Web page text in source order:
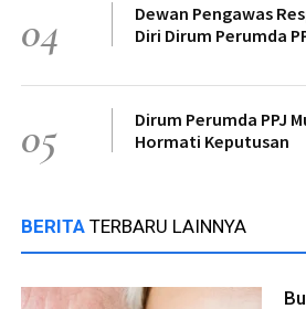
04
Dewan Pengawas
Diri Dirum Perumda
05
Dirum Perumda PPJ
Hormati Keputusan
BERITA TERBARU LAINNYA